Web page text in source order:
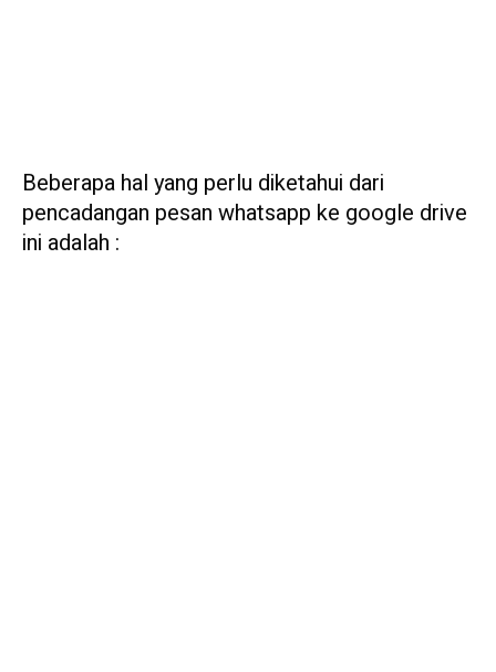
Beberapa hal yang perlu diketahui dari
pencadangan pesan whatsapp ke google drive
ini adalah :